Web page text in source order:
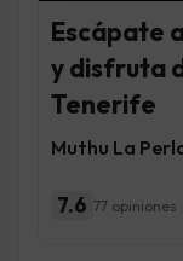
Escápate
y disfruta
Tenerife
Muthu La
7.6 77 opiniones